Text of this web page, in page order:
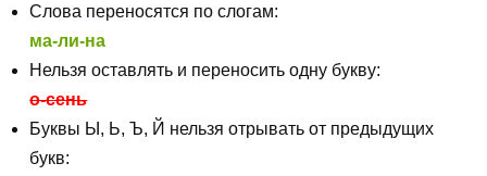
Слова переносятся по слогам:
ма-ли-на
Нельзя оставлять и переносить одну букву:
о-сень
Буквы Ы, Ь, Ъ, Й нельзя отрывать от предыдущих
букв: